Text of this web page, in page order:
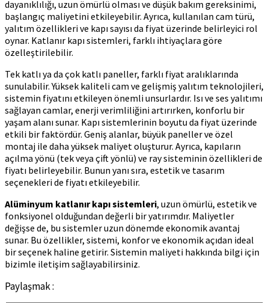
dayanıklılığı, uzun ömürlü olması ve düşük bakım gereksinimi,
başlangıç maliyetini etkileyebilir. Ayrıca, kullanılan cam türü,
yalıtım özellikleri ve kapı sayısı da fiyat üzerinde belirleyici rol
oynar. Katlanır kapı sistemleri, farklı ihtiyaçlara göre
özelleştirilebilir.
Tek katlı ya da çok katlı paneller, farklı fiyat aralıklarında
sunulabilir. Yüksek kaliteli cam ve gelişmiş yalıtım teknolojileri,
sistemin fiyatını etkileyen önemli unsurlardır. Isı ve ses yalıtımı
sağlayan camlar, enerji verimliliğini artırırken, konforlu bir
yaşam alanı sunar. Kapı sistemlerinin boyutu da fiyat üzerinde
etkili bir faktördür. Geniş alanlar, büyük paneller ve özel
montaj ile daha yüksek maliyet oluşturur. Ayrıca, kapıların
açılma yönü (tek veya çift yönlü) ve ray sisteminin özellikleri de
fiyatı belirleyebilir. Bunun yanı sıra, estetik ve tasarım
seçenekleri de fiyatı etkileyebilir.
Alüminyum katlanır kapı sistemleri, uzun ömürlü, estetik ve
fonksiyonel olduğundan değerli bir yatırımdır. Maliyetler
değişse de, bu sistemler uzun dönemde ekonomik avantaj
sunar. Bu özellikler, sistemi, konfor ve ekonomik açıdan ideal
bir seçenek haline getirir. Sistemin maliyeti hakkında bilgi için
bizimle iletişim sağlayabilirsiniz.
Paylaşmak :